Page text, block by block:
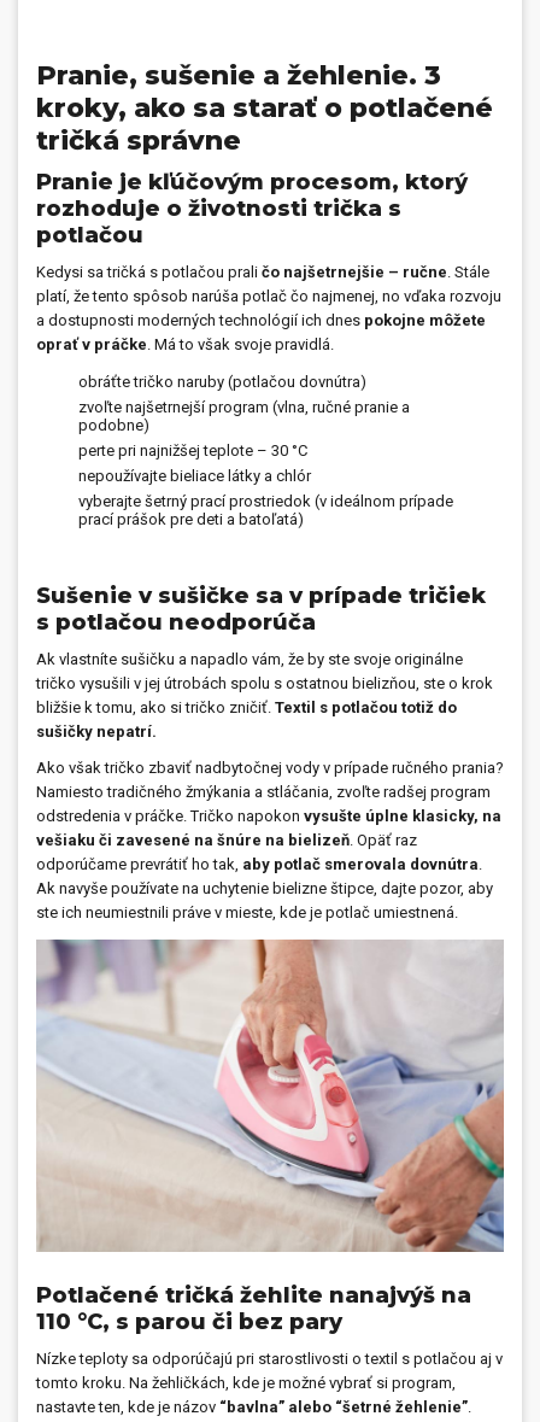
Pranie, sušenie a žehlenie. 3
kroky, ako sa starať o potlačené
tričká správne
Pranie je kľúčovým procesom, ktorý
rozhoduje o životnosti trička s
potlačou
Kedysi sa tričká s potlačou prali čo najšetrnejšie – ručne . Stále
platí, že tento spôsob narúša potlač čo najmenej, no vďaka rozvoju
a dostupnosti moderných technológií ich dnes pokojne môžete
oprať v práčke . Má to však svoje pravidlá.
obráťte tričko naruby (potlačou dovnútra)
zvoľte najšetrnejší program (vlna, ručné pranie a
podobne)
perte pri najnižšej teplote – 30 °C
nepoužívajte bieliace látky a chlór
vyberajte šetrný prací prostriedok (v ideálnom prípade
prací prášok pre deti a batoľatá)
Sušenie v sušičke sa v prípade tričiek
s potlačou neodporúča
Ak vlastníte sušičku a napadlo vám, že by ste svoje originálne
tričko vysušili v jej útrobách spolu s ostatnou bielizňou, ste o krok
bližšie k tomu, ako si tričko zničiť. Textil s potlačou totiž do
sušičky nepatrí.
Ako však tričko zbaviť nadbytočnej vody v prípade ručného prania?
Namiesto tradičného žmýkania a stláčania, zvoľte radšej program
odstredenia v práčke. Tričko napokon vysušte úplne klasicky, na
vešiaku či zavesené na šnúre na bielizeň . Opäť raz
odporúčame prevrátiť ho tak, aby potlač smerovala dovnútra
Ak navyše používate na uchytenie bielizne štipce, dajte pozor, aby
ste ich neumiestnili práve v mieste, kde je potlač umiestnená.
Potlačené tričká žehlite nanajvýš na
110 °C, s parou či bez pary
Nízke teploty sa odporúčajú pri starostlivosti o textil s potlačou aj v
tomto kroku. Na žehličkách, kde je možné vybrať si program,
nastavte ten, kde je názov “bavlna” alebo “šetrné žehlenie”